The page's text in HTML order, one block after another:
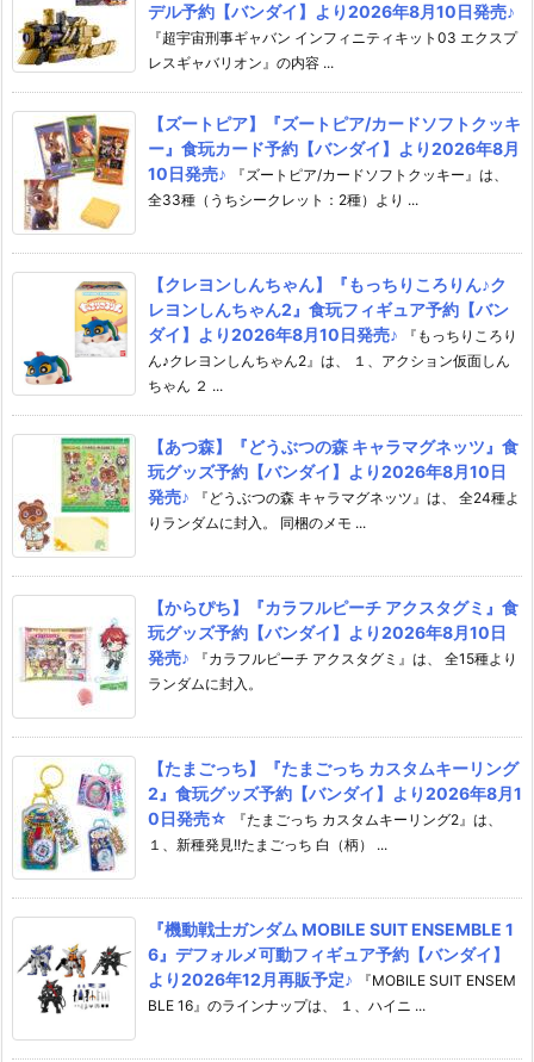
デル予約【バンダイ】より2026年8月10日発売♪
『超宇宙刑事ギャバン インフィニティキット03 エクスプ
レスギャバリオン』の内容 ...
【ズートピア】『ズートピア/カードソフトクッキ
ー』食玩カード予約【バンダイ】より2026年8月
10日発売♪
『ズートピア/カードソフトクッキー』は、
全33種（うちシークレット：2種）より ...
【クレヨンしんちゃん】『もっちりころりん♪ク
レヨンしんちゃん2』食玩フィギュア予約【バン
ダイ】より2026年8月10日発売♪
『もっちりころり
ん♪クレヨンしんちゃん2』は、 １、アクション仮面しん
ちゃん ２ ...
【あつ森】『どうぶつの森 キャラマグネッツ』食
玩グッズ予約【バンダイ】より2026年8月10日
発売♪
『どうぶつの森 キャラマグネッツ』は、 全24種よ
りランダムに封入。 同梱のメモ ...
【からぴち】『カラフルピーチ アクスタグミ』食
玩グッズ予約【バンダイ】より2026年8月10日
発売♪
『カラフルピーチ アクスタグミ』は、 全15種より
ランダムに封入。
【たまごっち】『たまごっち カスタムキーリング
2』食玩グッズ予約【バンダイ】より2026年8月1
0日発売☆
『たまごっち カスタムキーリング2』は、
１、新種発見!!たまごっち 白（柄） ...
『機動戦士ガンダム MOBILE SUIT ENSEMBLE 1
6』デフォルメ可動フィギュア予約【バンダイ】
より2026年12月再販予定♪
『MOBILE SUIT ENSEM
BLE 16』のラインナップは、 １、ハイニ ...